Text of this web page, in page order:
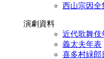
西山宗因全
演劇資料
近代歌舞伎
義太夫年表
喜多村緑郎